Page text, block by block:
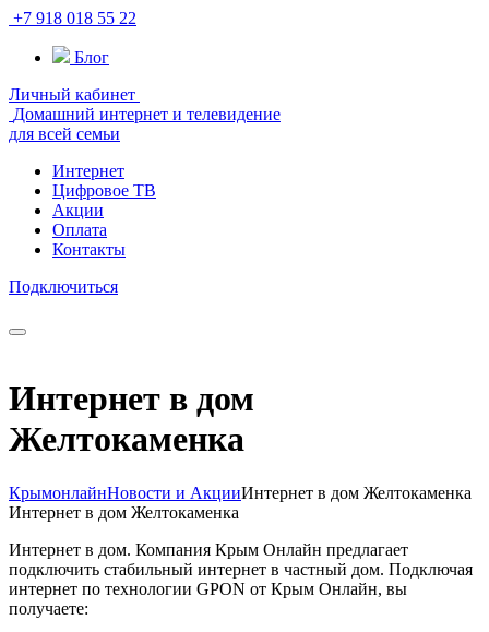
+7 918 018 55 22
Блог
Личный кабинет
Домашний интернет и телевидение
для всей семьи
Интернет
Цифровое ТВ
Акции
Оплата
Контакты
Подключиться
Интернет в дом
Желтокаменка
КрымонлайнНовости и АкцииИнтернет в дом Желтокаменка
Интернет в дом Желтокаменка
Интернет в дом. Компания Крым Онлайн предлагает
подключить стабильный интернет в частный дом. Подключая
интернет по технологии GPON от Крым Онлайн, вы
получаете: